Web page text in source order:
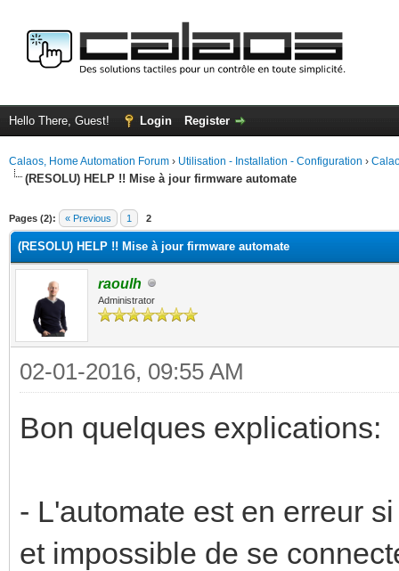
Hello There, Guest! Login Register
Calaos, Home Automation Forum › Utilisation - Installation - Configuration ›
(RESOLU) HELP !! Mise à jour firmware automate
Pages (2): « Previous 1 2
(RESOLU) HELP !! Mise à jour firmware automate
raoulh
Administrator
02-01-2016, 09:55 AM
Bon quelques explications:
- L'automate est en erreur
et impossible de se